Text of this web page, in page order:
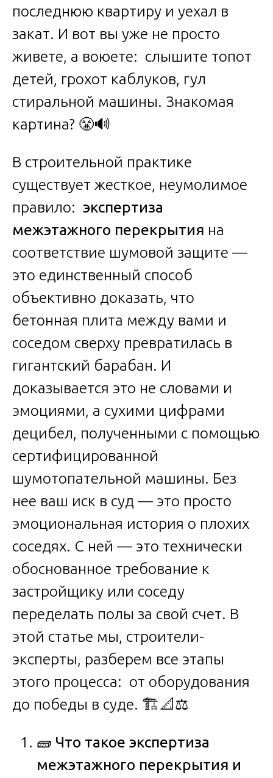
последнюю квартиру и уехал в
закат. И вот вы уже не просто
живете, а воюете: слышите топот
детей, грохот каблуков, гул
стиральной машины. Знакомая
картина? 😤🔊
В строительной практике
существует жесткое, неумолимое
правило: экспертиза
межэтажного перекрытия на
соответствие шумовой защите —
это единственный способ
объективно доказать, что
бетонная плита между вами и
соседом сверху превратилась в
гигантский барабан. И
доказывается это не словами и
эмоциями, а сухими цифрами
децибел, полученными с помощью
сертифицированной
шумотопательной машины. Без
нее ваш иск в суд — это просто
эмоциональная история о плохих
соседях. С ней — это технически
обоснованное требование к
застройщику или соседу
переделать полы за свой счет. В
этой статье мы, строители-
эксперты, разберем все этапы
этого процесса: от оборудования
до победы в суде. 🏗️📐⚖️
🧱 Что такое экспертиза
межэтажного перекрытия и